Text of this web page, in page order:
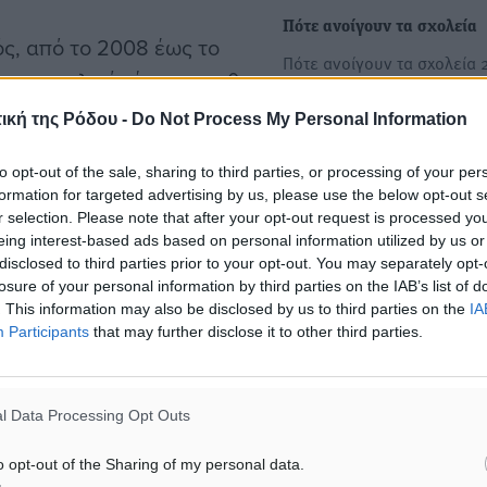
της Ρόδου - Do Not Process My Personal Information
opt-out of the sale, sharing to third parties, or processing of your
for targeted advertising by us, please use the below opt-out
selection. Please note that after your opt-out request is processed
interest-based ads based on personal information utilized by us
to third parties prior to your opt-out. You may separately
of your personal information by third parties on the IAB’s list of
This information may also be disclosed by us to third parties on the
Participants that may further disclose it to other third parties.
Data Processing Opt Outs
opt-out of the Sharing of my personal data.
από το 2008 έως το
συνολικά είχαμε πει θα
οι μεταρρυθμίσεις
δυναμικό της
αυτό διορίσαμε 25
στην ειδική αγωγή και
– σιγά από την στρεβλή
θα συνεχίζει να
να
πρόσθεσε η κ.
Πότε ανοίγουν τα σχολεία
Πότε ανοίγουν τα σχολεία
οι μαθητές μετράνε…
Πότε ανοίγουν τα σχολεία
Χριστούγεννα;
Η επιστροφή των μαθητών
στα σχολεία μετά τις
των Χριστουγέννων
βασικό ζήτημα για τις…